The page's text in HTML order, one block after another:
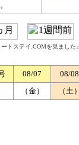
トステイ.COMを見まし
08/07
08/08
（金）
（土